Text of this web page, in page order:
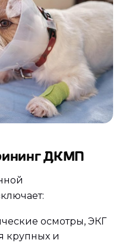
ДКМП
осмотры, ЭКГ
крупных и